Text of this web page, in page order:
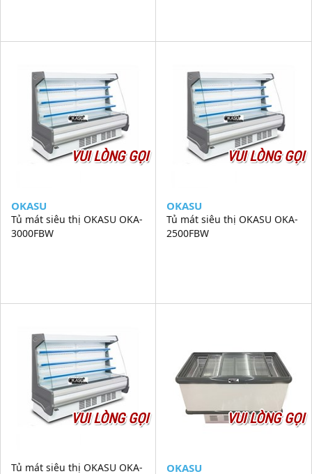
VUI LÒNG GỌI
OKASU
Tủ mát siêu thị OKASU OKA-
3000FBW
VUI LÒNG GỌI
OKASU
Tủ mát siêu thị OKASU OKA-
2500FBW
VUI LÒNG GỌI
Tủ mát siêu thị OKASU OKA-
VUI LÒNG GỌI
OKASU